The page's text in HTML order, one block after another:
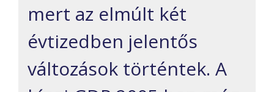
mert az elmúlt két
évtizedben jelentős
változások történtek. A